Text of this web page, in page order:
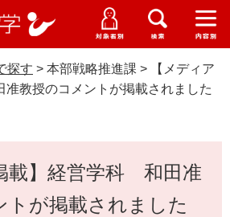
ニ
ュ
ー
ニ
ュ
ー
ニ
ー
受験生特設サイト
WEB版大学案内
資料請求
交通アクセス
交流
探す > 本部戦略推進課 >
【メディア
教授のコメントが掲載されました
載】経営学科 和田准
トが掲載されました